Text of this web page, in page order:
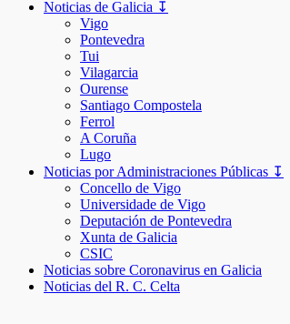
Noticias de Galicia ↧
Vigo
Pontevedra
Tui
Vilagarcia
Ourense
Santiago Compostela
Ferrol
A Coruña
Lugo
Noticias por Administraciones Públicas ↧
Concello de Vigo
Universidade de Vigo
Deputación de Pontevedra
Xunta de Galicia
CSIC
Noticias sobre Coronavirus en Galicia
Noticias del R. C. Celta